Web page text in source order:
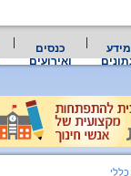
מידע
כנסים
ואירועים